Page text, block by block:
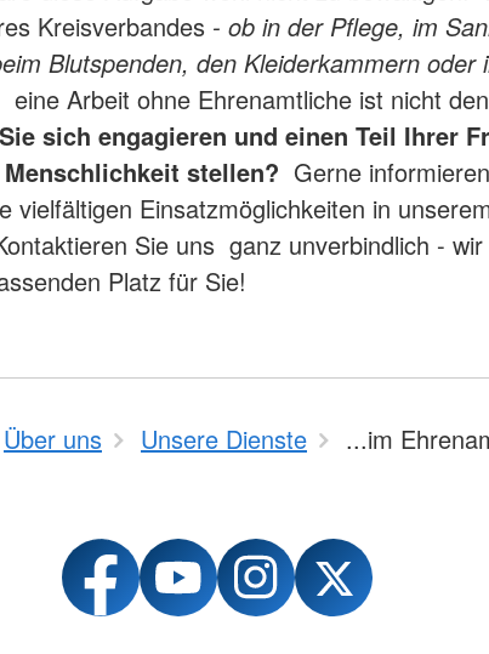
Kreisverbandes - ob in der Pflege, im
Blutspenden, den Kleiderkammern oder
eine Arbeit ohne Ehrenamtliche ist nicht
sich engagieren und einen Teil Ihrer
stellen? Gerne
vielfältigen Einsatzmöglichkeiten in
Sie uns ganz unverbindlich -
Platz für Sie!
Über uns Unsere Dienste ...im